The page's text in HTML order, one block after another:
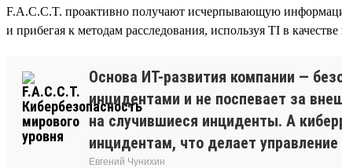
F.A.C.C.T. проактивно получают исчерпывающую
и прибегая к методам расследования, используя TI в
Основа ИТ-развития компании —
инцидентами и не поспевает за
на случившиеся инциденты. А
инцидентам, что делает
Евгений Чунихин